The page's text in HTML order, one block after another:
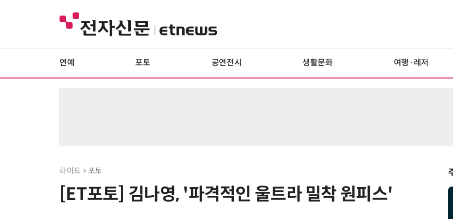
연예 포토 공연전시 생활문화 여행·레저
라이프 > 포토
[ET포토] 김나영, '파격적인 울트라 밀착 원피스'